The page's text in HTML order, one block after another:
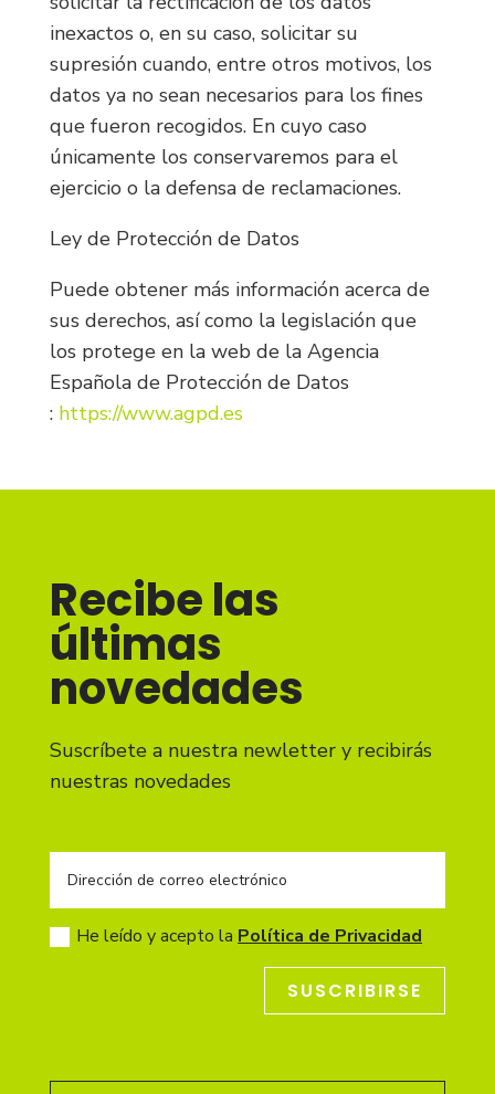
inexactos o, en su caso, solicitar su
supresión cuando, entre otros motivos, los
datos ya no sean necesarios para los fines
que fueron recogidos. En cuyo caso
únicamente los conservaremos para el
ejercicio o la defensa de reclamaciones.
Ley de Protección de Datos
Puede obtener más información acerca de
sus derechos, así como la legislación que
los protege en la web de la Agencia
Española de Protección de Datos
: https://www.agpd.es
Recibe las
últimas
novedades
Suscríbete a nuestra newletter y recibirás
nuestras novedades
He leído y acepto la Política de Privacidad
SUSCRIBIRSE